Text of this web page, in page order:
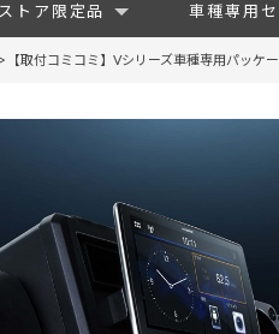
ストア限定品 車種専用
> 【取付コミコミ】Vシリーズ車種専用パッケ